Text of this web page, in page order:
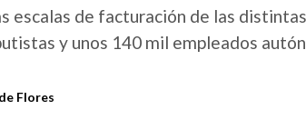
escalas de facturación de las
y unos 140 mil empleados
Flores